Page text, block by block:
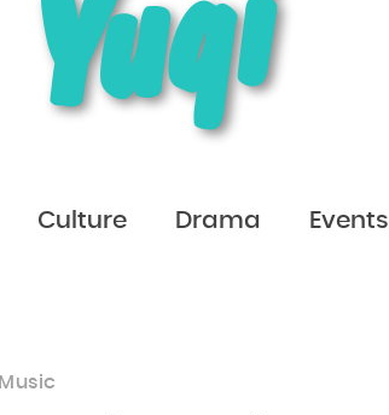
Culture Drama Events
Music